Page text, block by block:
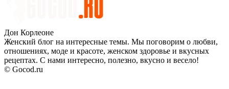
Дон Корлеоне
Женский блог на интересные темы. Мы поговорим о любви,
отношениях, моде и красоте, женском здоровье и вкусных
рецептах. С нами интересно, полезно, вкусно и весело!
© Gocod.ru